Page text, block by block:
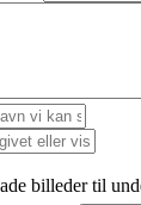
billeder til